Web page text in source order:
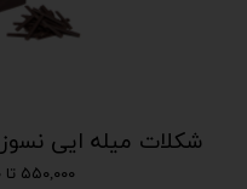
شکلات میله ایی
۵۵۰,۰۰۰ تا ۷,۱۰۰,۰۰۰ تومان